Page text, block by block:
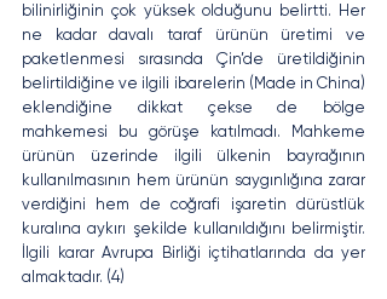
bilinirliğinin çok yüksek olduğunu belirtti. Her
ne kadar davalı taraf ürünün üretimi ve
paketlenmesi sırasında Çin’de üretildiğinin
belirtildiğine ve ilgili ibarelerin (Made in China)
eklendiğine dikkat çekse de bölge
mahkemesi bu görüşe katılmadı. Mahkeme
ürünün üzerinde ilgili ülkenin bayrağının
kullanılmasının hem ürünün saygınlığına zarar
verdiğini hem de coğrafi işaretin dürüstlük
kuralına aykırı şekilde kullanıldığını belirmiştir.
İlgili karar Avrupa Birliği içtihatlarında da yer
almaktadır. (4)